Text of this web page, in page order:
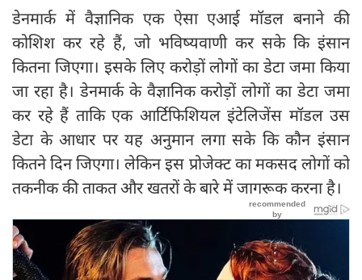
डेनमार्क में वैज्ञानिक एक ऐसा एआई मॉडल बनाने की
कोशिश कर रहे हैं, जो भविष्यवाणी कर सके कि इंसान
कितना जिएगा। इसके लिए करोड़ों लोगों का डेटा जमा किया
जा रहा है। डेनमार्क के वैज्ञानिक करोड़ों लोगों का डेटा जमा
कर रहे हैं ताकि एक आर्टिफिशियल इंटेलिजेंस मॉडल उस
डेटा के आधार पर यह अनुमान लगा सके कि कौन इंसान
कितने दिन जिएगा। लेकिन इस प्रोजेक्ट का मकसद लोगों को
तकनीक की ताकत और खतरों के बारे में जागरूक करना है।